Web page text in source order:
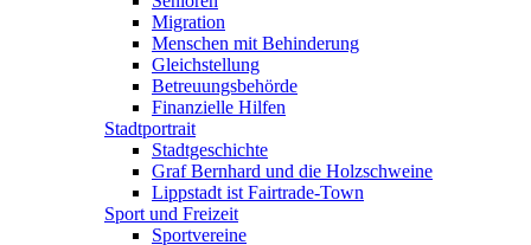
Migration
Menschen mit Behinderung
Gleichstellung
Betreuungsbehörde
Finanzielle Hilfen
Stadtportrait
Stadtgeschichte
Graf Bernhard und die Holzschweine
Lippstadt ist Fairtrade-Town
Sport und Freizeit
Sportvereine